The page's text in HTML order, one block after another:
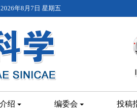
2026年8月7日 星期五
绍 编委会 投稿